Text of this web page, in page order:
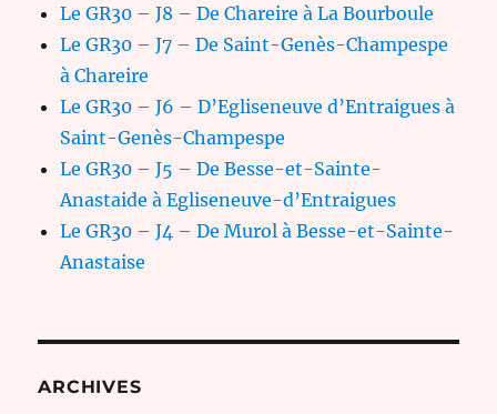
Le GR30 – J8 – De Chareire à La Bourboule
Le GR30 – J7 – De Saint-Genès-Champespe
à Chareire
Le GR30 – J6 – D’Egliseneuve d’Entraigues à
Saint-Genès-Champespe
Le GR30 – J5 – De Besse-et-Sainte-
Anastaide à Egliseneuve-d’Entraigues
Le GR30 – J4 – De Murol à Besse-et-Sainte-
Anastaise
ARCHIVES